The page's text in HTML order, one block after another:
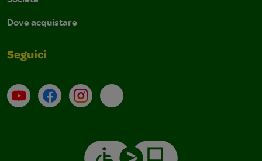
Dove acquistare
Seguici
Su YouTube
ContattiProfilo Instagram
Email